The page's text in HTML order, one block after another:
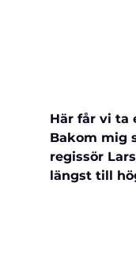
Här får vi ta
Bakom mig
regissör
längst till